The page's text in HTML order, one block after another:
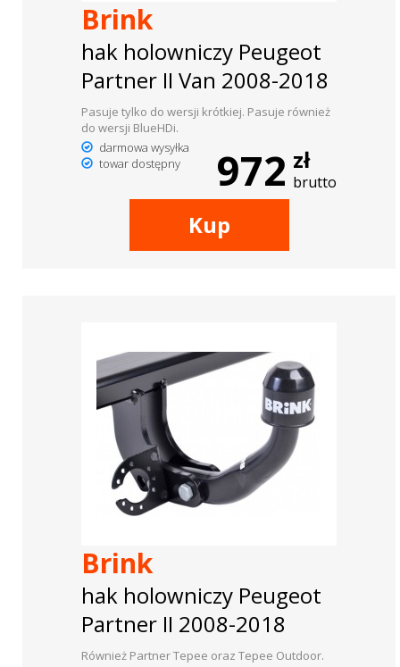
Brink
hak holowniczy Peugeot
Partner II Van 2008-2018
Pasuje tylko do wersji krótkiej. Pasuje również
do wersji BlueHDi.
darmowa wysyłka
towar dostępny
972 zł
brutto
Kup
Brink
hak holowniczy Peugeot
Partner II 2008-2018
Również Partner Tepee oraz Tepee Outdoor.